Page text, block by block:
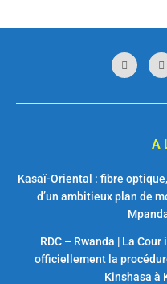
A
Kasaï-Oriental : fibre
d’un ambitieux plan de
RDC – Rwanda | La
officiellement la
Kinshasa à